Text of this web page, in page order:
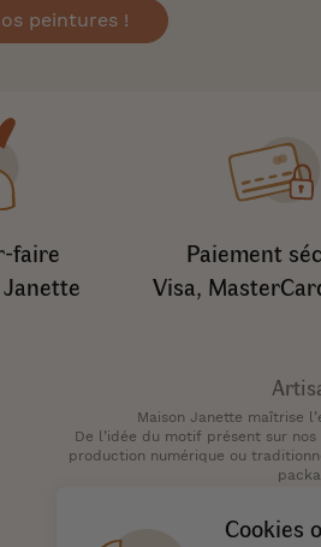
peintures !
faire
Paiement
Visa,
Maison Janette maîtrise
De l’idée du motif présent sur
production numérique ou
Cookies